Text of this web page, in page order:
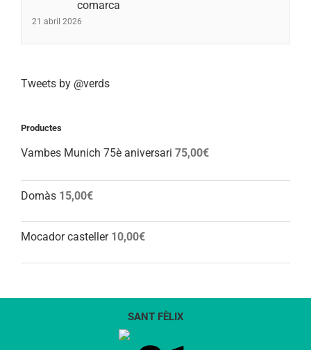
comarca
21 abril 2026
Tweets by @verds
Productes
Vambes Munich 75è aniversari 75,00€
Domàs 15,00€
Mocador casteller 10,00€
SANT FÈLIX